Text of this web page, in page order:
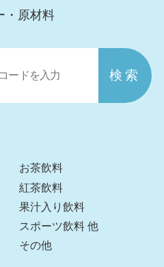
・原材料
お茶飲料
紅茶飲料
果汁入り飲料
スポーツ飲料 他
その他